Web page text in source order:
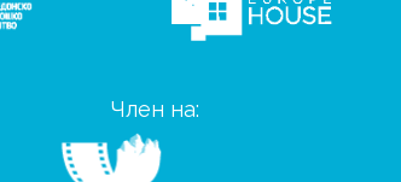
Член на: